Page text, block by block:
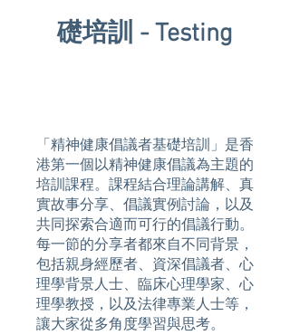
礎培訓 - Testing
「精神健康倡議者基礎培訓」是香
港第一個以精神健康倡議為主題的
培訓課程。課程結合理論講解、真
實故事分享、倡議實例討論，以及
共同探索合適而可行的倡議行動。
每一節的分享者都來自不同背景，
包括親身經歷者、資深倡議者、心
理學背景人士、臨床心理學家、心
理學教授，以及法律專業人士等，
讓大家從多角度學習與思考。